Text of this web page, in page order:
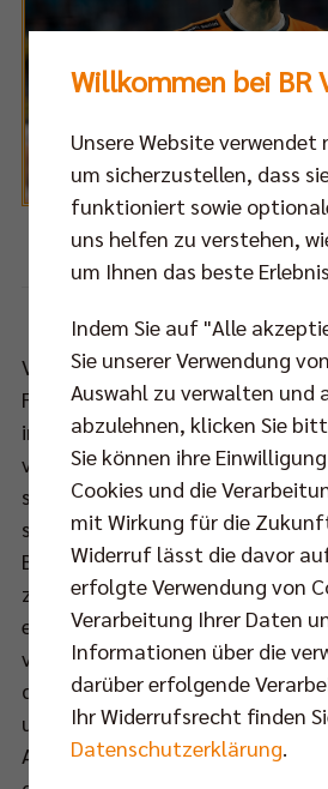
Fotos: Sven Mandel
Vom kleinen, südpazifischen
Futuna ging es für Samuel Tuia
in die weite Volleyball-Welt.
verschiedenen Vereinsstationen
scheint der Außenangreifer nun
sportliche Heimat gefunden zu
BR Volleys Trikot wusste Tuia in
zwei Jahren zu überzeugen, war
emotionaler Antreiber zugleich.
viel, für diesen Klub spielen zu
dankbar für diese erneute
unsere Farben weiterhin mit
Annahmespieler über die
Willkommen bei BR
Unsere Website verwendet
um sicherzustellen, dass
funktioniert sowie
uns helfen zu verstehen,
um Ihnen das beste
Indem Sie auf "Alle
Sie unserer Verwendung
Auswahl zu verwalten und
abzulehnen, klicken Sie
Sie können ihre
Cookies und die
mit Wirkung für die
Widerruf lässt die davor
erfolgte Verwendung von
Verarbeitung Ihrer Daten
Informationen über die
darüber erfolgende
Ihr Widerrufsrecht finden
Datenschutzerklärung.